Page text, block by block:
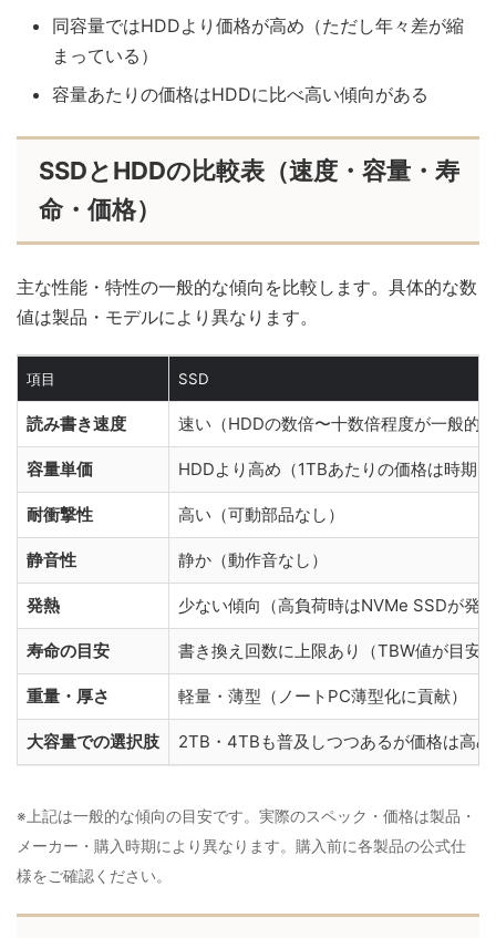
同容量ではHDDより価格が高め（ただし年々差が縮
まっている）
容量あたりの価格はHDDに比べ高い傾向がある
SSDとHDDの比較表（速度・容量・寿
命・価格）
主な性能・特性の一般的な傾向を比較します。具体的な数
値は製品・モデルにより異なります。
項目 SSD
読み書き速度 速い（HDDの数倍〜十数倍程度が一般的
容量単価 HDDより高め（1TBあたりの価格は時期
耐衝撃性 高い（可動部品なし）
静音性 静か（動作音なし）
発熱 少ない傾向（高負荷時はNVMe SSDが発
寿命の目安 書き換え回数に上限あり（TBW値が目安
重量・厚さ 軽量・薄型（ノートPC薄型化に貢献）
大容量での選択肢 2TB・4TBも普及しつつあるが価格は高め
※上記は一般的な傾向の目安です。実際のスペック・価格は製品・
メーカー・購入時期により異なります。購入前に各製品の公式仕
様をご確認ください。